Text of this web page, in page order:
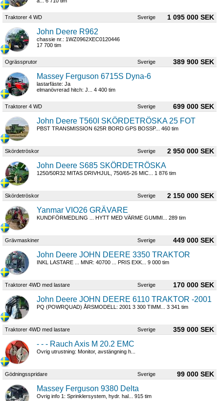
Traktorer 4 WD Sverige 1 095 000 SEK
John Deere R962
chassie nr.: 1WZ0962XEC0120446
17 700 tim
Ogrässprutor Sverige 389 900 SEK
Massey Ferguson 6715S Dyna-6
lastarfäste: Ja
elmanövrerad hitch: J... 4 400 tim
Traktorer 4 WD Sverige 699 000 SEK
John Deere T560I SKÖRDETRÖSKA 25 FOT
PBST TRANSMISSION 625R BORD GPS BOSSP... 460 tim
Skördetröskor Sverige 2 950 000 SEK
John Deere S685 SKÖRDETRÖSKA
1250/50R32 MITAS DRIVHJUL, 750/65-26 MIC... 1 876 tim
Skördetröskor Sverige 2 150 000 SEK
Yanmar VIO26 GRÄVARE
KUNDFÖRMEDLING ... HYTT MED VÄRME GUMMI... 289 tim
Grävmaskiner Sverige 449 000 SEK
John Deere JOHN DEERE 3350 TRAKTOR
INKL LASTARE ... MNR: 40700 ... PRIS EXK... 9 000 tim
Traktorer 4WD med lastare Sverige 170 000 SEK
John Deere JOHN DEERE 6110 TRAKTOR -2001
PQ (POWRQUAD) ÅRSMODELL: 2001 3 300 TIMM... 3 341 tim
Traktorer 4WD med lastare Sverige 359 000 SEK
- - - Rauch Axis M 20.2 EMC
Ovrig utrustning: Monitor, avstängning h...
Gödningsspridare Sverige 99 000 SEK
Massey Ferguson 9380 Delta
Ovrig info 1: Sprinklersystem, hydr. hal... 915 tim